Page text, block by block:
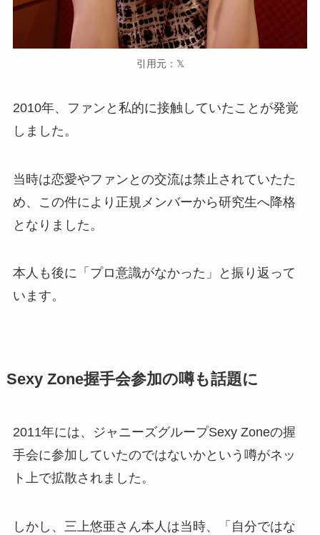
引用元：𝕏
2010年、ファンと私的に接触していたことが発覚
しました。
当時は恋愛やファンとの交流は禁止されていたた
め、この件により正規メンバーから研究生へ降格
となりました。
本人も後に「プロ意識がなかった」と振り返って
います。
Sexy Zone握手会参加の噂も話題に
2011年には、ジャニーズグループSexy Zoneの握
手会に参加していたのではないかという噂がネッ
ト上で拡散されました。
しかし、三上悠亜さん本人は当時、「自分ではな